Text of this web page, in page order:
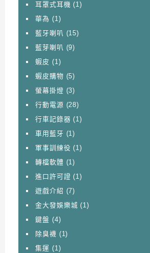
耳罩式耳機 (1)
華為 (1)
藍牙喇叭 (15)
藍芽喇叭 (9)
蝦皮 (1)
蝦皮購物 (5)
螢幕掛燈 (3)
行動電源 (28)
行車記錄器 (1)
車用藍牙 (1)
軍事訓練役 (1)
轉檔軟體 (1)
進口許可證 (1)
遊戲介紹 (7)
金大發娛樂城 (1)
鍵盤 (4)
除臭襪 (1)
集運 (1)